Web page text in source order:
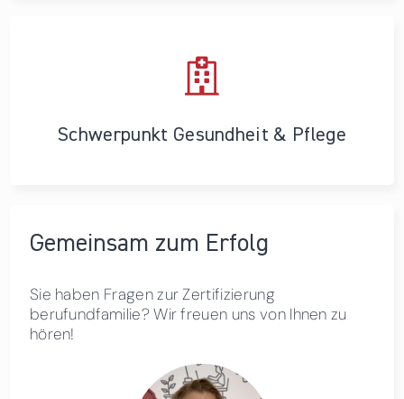
Schwerpunkt Gesundheit & Pflege
Gemeinsam zum Erfolg
Sie haben Fragen zur Zertifizierung
berufundfamilie? Wir freuen uns von Ihnen zu
hören!